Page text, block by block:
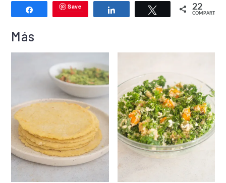
CompartirSave Compartir Twittear 22
COMPARTIR
Más